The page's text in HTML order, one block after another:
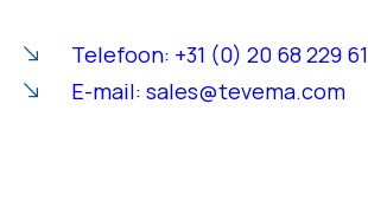
Telefoon: +31 (0) 20 68 229 61
E-mail: sales@tevema.com